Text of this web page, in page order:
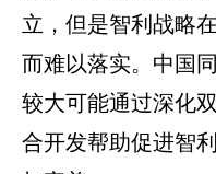
立，但是智利战略
而难以落实。中国
较大可能通过深化
合开发帮助促进智